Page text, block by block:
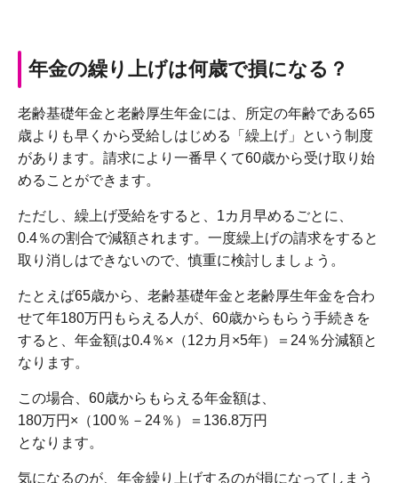
年金の繰り上げは何歳で損になる？
老齢基礎年金と老齢厚生年金には、所定の年齢である65
歳よりも早くから受給しはじめる「繰上げ」という制度
があります。請求により一番早くて60歳から受け取り始
めることができます。
ただし、繰上げ受給をすると、1カ月早めるごとに、
0.4％の割合で減額されます。一度繰上げの請求をすると
取り消しはできないので、慎重に検討しましょう。
たとえば65歳から、老齢基礎年金と老齢厚生年金を合わ
せて年180万円もらえる人が、60歳からもらう手続きを
すると、年金額は0.4％×（12カ月×5年）＝24％分減額と
なります。
この場合、60歳からもらえる年金額は、
180万円×（100％－24％）＝136.8万円
となります。
気になるのが、年金繰り上げするのが損になってしまう